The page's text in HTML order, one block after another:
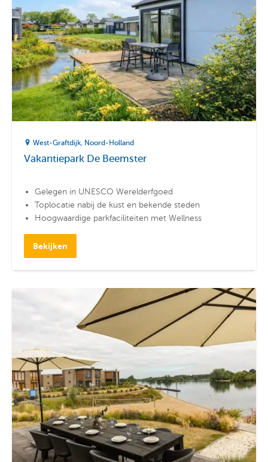
West-Graftdijk Noord-Holland
Vakantiepark De Beemster
Gelegen in UNESCO Werelderfgoed
Toplocatie nabij de kust en bekende steden
Hoogwaardige parkfaciliteiten met Wellness
Bekijken